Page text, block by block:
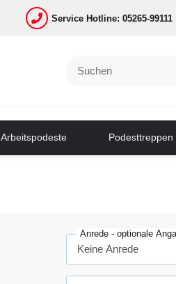
Service Hotline: 05265-99111
Arbeitspodeste
Anrede - optionale